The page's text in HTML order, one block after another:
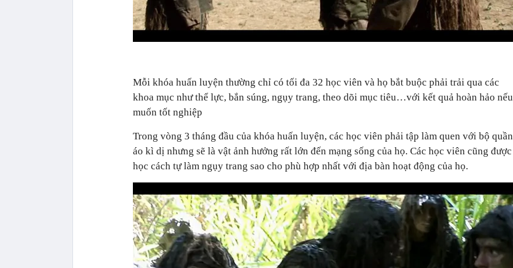
Mỗi khóa huấn luyện thường chỉ có tối đa 32 học viên và họ bắt buộc phải trải qua các
khoa mục như thể lực, bắn súng, ngụy trang, theo dõi mục tiêu…với kết quả hoàn hảo nếu
muốn tốt nghiệp
Trong vòng 3 tháng đầu của khóa huấn luyện, các học viên phải tập làm quen với bộ quần
áo kì dị nhưng sẽ là vật ảnh hưởng rất lớn đến mạng sống của họ. Các học viên cũng được
học cách tự làm ngụy trang sao cho phù hợp nhất với địa bàn hoạt động của họ.